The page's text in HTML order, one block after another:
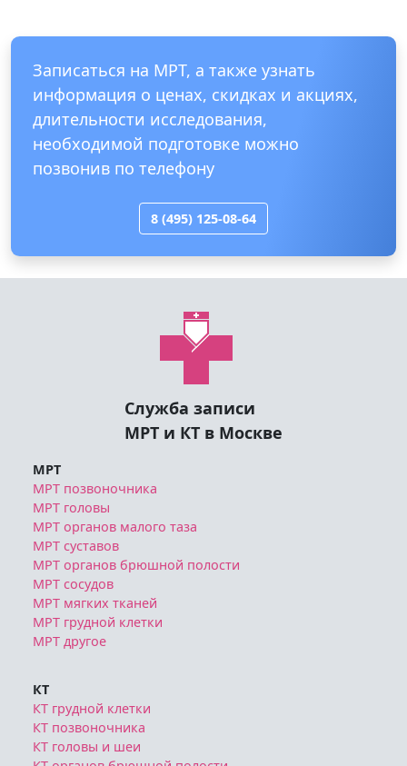
Записаться на МРТ, а также узнать
информация о ценах, скидках и акциях,
длительности исследования,
необходимой подготовке можно
позвонив по телефону
8 (495) 125-08-64
Служба записи
МРТ и КТ в Москве
МРТ
МРТ позвоночника
МРТ головы
МРТ органов малого таза
МРТ суставов
МРТ органов брюшной полости
МРТ сосудов
МРТ мягких тканей
МРТ грудной клетки
МРТ другое
КТ
КТ грудной клетки
КТ позвоночника
КТ головы и шеи